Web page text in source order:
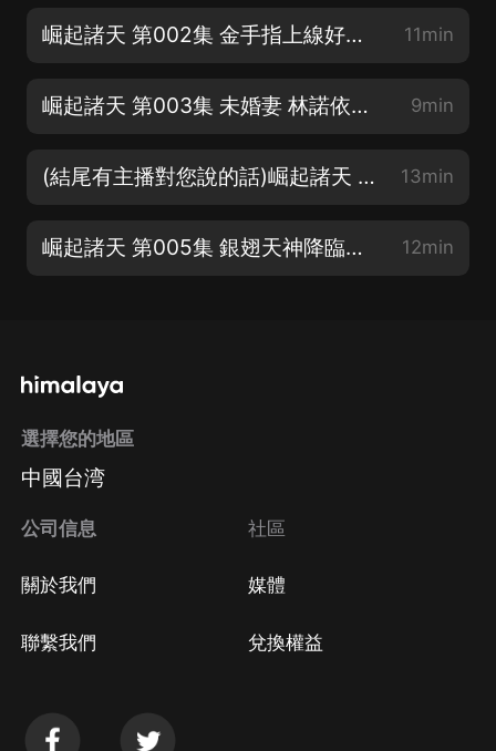
崛起諸天 第002集 金手指上線好大一口爐子(《星獸王》科幻機甲最新上架 歡迎收聽) 11min
崛起諸天 第003集 未婚妻 林諾依（《星獸王》科幻機甲最新上架 歡迎收聽） 9min
(結尾有主播對您說的話)崛起諸天 第004集 好熟悉的場景畫風 13min
崛起諸天 第005集 銀翅天神降臨（重置劇情~這最有爭議的一集，歡迎聽友大大們檢查） 12min
選擇您的地區
中國台湾
公司信息
關於我們
聯繫我們
社區
媒體
兌換權益